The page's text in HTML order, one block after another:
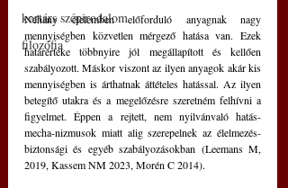
kortárs szépirodalom
filozófia
Néhány élelemben előforduló anyagnak nagy
mennyiségben közvetlen mérgező hatása van. Ezek
határértéke többnyire jól megállapított és kellően
szabályozott. Máskor viszont az ilyen anyagok akár kis
mennyiségben is árthatnak áttételes hatással. Az ilyen
betegítő utakra és a megelőzésre szeretném felhívni a
figyelmet. Éppen a rejtett, nem nyilvánvaló hatás-
mecha-nizmusok miatt alig szerepelnek az élelmezés-
biztonsági és egyéb szabályozásokban (Leemans M,
2019, Kassem NM 2023, Morén C 2014).